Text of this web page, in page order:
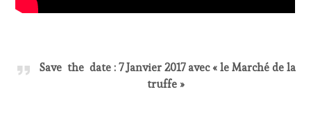
Save the date : 7 Janvier 2017 avec « le Marché de la
truffe »